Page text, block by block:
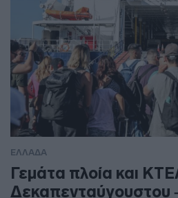
ΕΛΛΑΔΑ
Γεμάτα πλοία και
Δεκαπενταύγουστου